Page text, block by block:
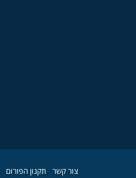
צור קשר תקנון הפורום